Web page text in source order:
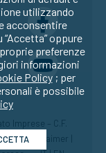
Imprese – C.F.
|Disclaimer
utilizzando
acconsentire
oppure
preferenze
informazioni
Policy; per
è possibile